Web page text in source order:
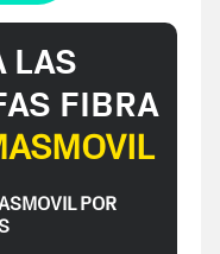
LAS
FIBRA
POR